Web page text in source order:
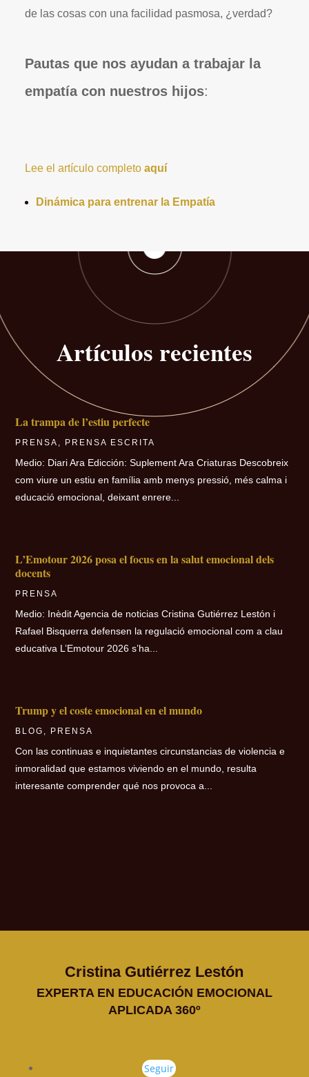
de las cosas con una facilidad pasmosa, ¿verdad?
Pautas que nos ayudan a trabajar la
empatía con nuestros hijos:
Lee el artículo completo aquí
Dinámica para entrenar la Empatía
Artículos recientes
La trampa de l’estiu perfecte
PRENSA , PRENSA ESCRITA
Medio: Diari Ara Edicción: Suplement Ara Criaturas Descobreix
com viure un estiu en família amb menys pressió, més calma i
educació emocional, deixant enrere...
L’Emotour 2026 posa el focus en la salut emocional dels
docents
PRENSA
Medio: Inèdit Agencia de noticias Cristina Gutiérrez Lestón i
Rafael Bisquerra defensen la regulació emocional com a clau
educativa L’Emotour 2026 s’ha...
Trump y el coste emocional en el mundo
BLOG , PRENSA
Con las continuas e inquietantes circunstancias de violencia e
inmoralidad que estamos viviendo en el mundo, resulta
interesante comprender qué nos provoca a...
Cristina Gutiérrez Lestón
EXPERTA EN EDUCACIÓN EMOCIONAL
APLICADA 360º
Seguir